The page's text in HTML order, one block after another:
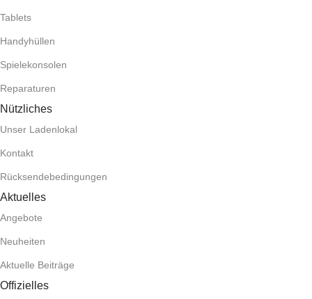
Tablets
Handyhüllen
Spielekonsolen
Reparaturen
Nützliches
Unser Ladenlokal
Kontakt
Rücksendebedingungen
Aktuelles
Angebote
Neuheiten
Aktuelle Beiträge
Offizielles